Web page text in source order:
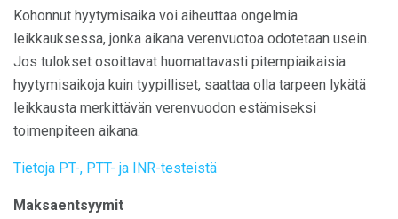
Kohonnut hyytymisaika voi aiheuttaa ongelmia
leikkauksessa, jonka aikana verenvuotoa odotetaan usein.
Jos tulokset osoittavat huomattavasti pitempiaikaisia ​​
hyytymisaikoja kuin tyypilliset, saattaa olla tarpeen lykätä
leikkausta merkittävän verenvuodon estämiseksi
toimenpiteen aikana.
Tietoja PT-, PTT- ja INR-testeistä
Maksaentsyymit